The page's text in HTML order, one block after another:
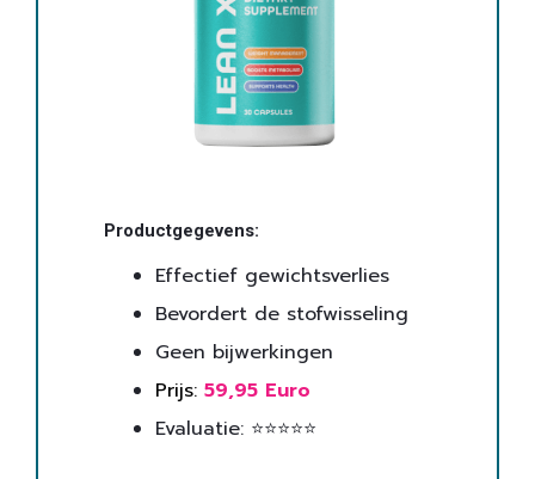
Productgegevens:
Effectief gewichtsverlies
Bevordert de stofwisseling
Geen bijwerkingen
Prijs: 59,95 Euro
Evaluatie: ⭐⭐⭐⭐⭐